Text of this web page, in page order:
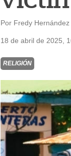
Por Fredy Hernández
18 de abril de 2025,
RELIGIÓN